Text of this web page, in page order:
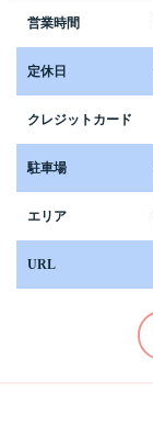
営業時間
定休日
クレジットカード
駐車場
エリア
URL